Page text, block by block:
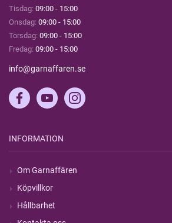
Tisdag: 09:00 - 15:00
Onsdag: 09:00 - 15:00
Torsdag: 09:00 - 15:00
Fredag: 09:00 - 15:00
info@garnaffaren.se
INFORMATION
Om Garnaffären
Köpvillkor
Hållbarhet